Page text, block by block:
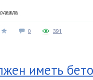
одежда
0 391
иметь